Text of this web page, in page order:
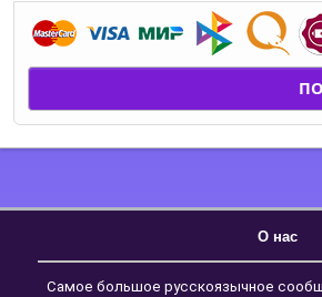
О нас
Самое большое русскоязычное